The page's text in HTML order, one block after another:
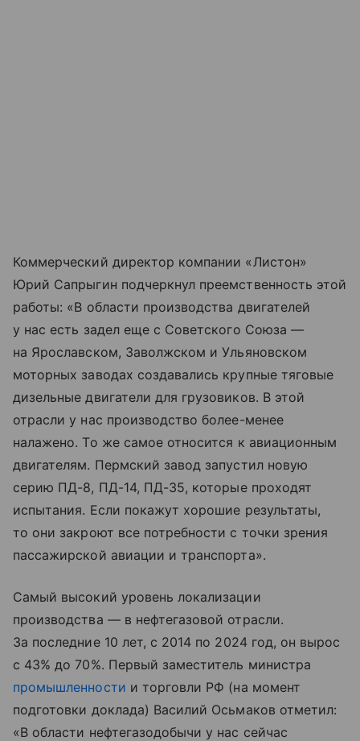
Коммерческий директор компании «Листон»
Юрий Сапрыгин подчеркнул преемственность этой
работы: «В области производства двигателей
у нас есть задел еще с Советского Союза —
на Ярославском, Заволжском и Ульяновском
моторных заводах создавались крупные тяговые
дизельные двигатели для грузовиков. В этой
отрасли у нас производство более-менее
налажено. То же самое относится к авиационным
двигателям. Пермский завод запустил новую
серию ПД-8, ПД-14, ПД-35, которые проходят
испытания. Если покажут хорошие результаты,
то они закроют все потребности с точки зрения
пассажирской авиации и транспорта».
Самый высокий уровень локализации
производства — в нефтегазовой отрасли.
За последние 10 лет, с 2014 по 2024 год, он вырос
с 43% до 70%. Первый заместитель министра
промышленности и торговли РФ (на момент
подготовки доклада) Василий Осьмаков отметил:
«В области нефтегазодобычи у нас сейчас